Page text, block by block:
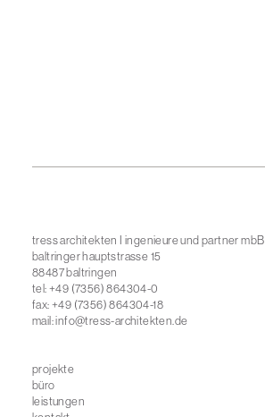
tress architekten I ingenieure und partner mbB
baltringer hauptstrasse 15
88487 baltringen
tel: +49 (7356) 864304-0
fax: +49 (7356) 864304-18
mail:info@tress-architekten.de
projekte
büro
leistungen